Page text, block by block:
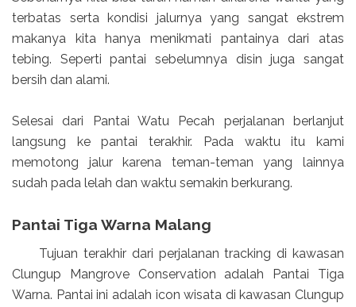
terbatas serta kondisi jalurnya yang sangat ekstrem
makanya kita hanya menikmati pantainya dari atas
tebing. Seperti pantai sebelumnya disin juga sangat
bersih dan alami.
Selesai dari Pantai Watu Pecah perjalanan berlanjut
langsung ke pantai terakhir. Pada waktu itu kami
memotong jalur karena teman-teman yang lainnya
sudah pada lelah dan waktu semakin berkurang.
Pantai Tiga Warna Malang
Tujuan terakhir dari perjalanan tracking di kawasan
Clungup Mangrove Conservation adalah Pantai Tiga
Warna. Pantai ini adalah icon wisata di kawasan Clungup